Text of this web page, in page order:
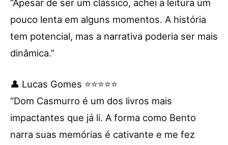
“Apesar de ser um clássico, achei a leitura um
pouco lenta em alguns momentos. A história
tem potencial, mas a narrativa poderia ser mais
dinâmica.”
👤 Lucas Gomes ⭐⭐⭐⭐⭐
“Dom Casmurro é um dos livros mais
impactantes que já li. A forma como Bento
narra suas memórias é cativante e me fez